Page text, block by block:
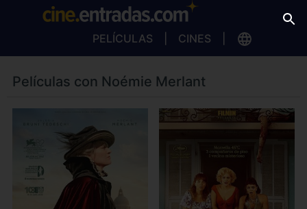
PELÍCULAS CINES
Películas con Noémie Merlant